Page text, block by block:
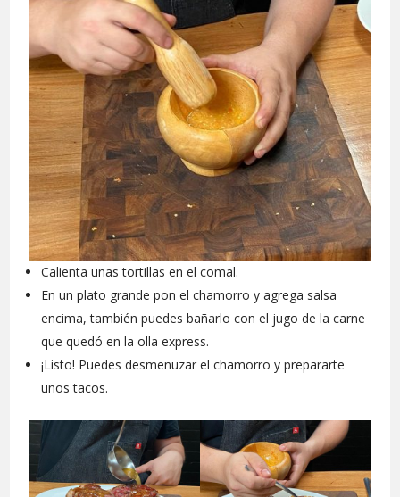
Calienta unas tortillas en el comal.
En un plato grande pon el chamorro y agrega salsa
encima, también puedes bañarlo con el jugo de la carne
que quedó en la olla express.
¡Listo! Puedes desmenuzar el chamorro y prepararte
unos tacos.